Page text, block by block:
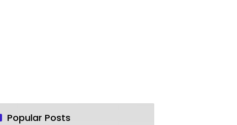
Popular Posts